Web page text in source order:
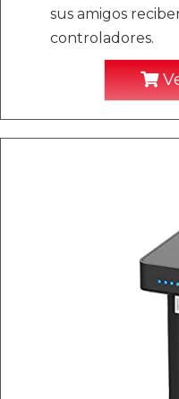
sus amigos
controladores.